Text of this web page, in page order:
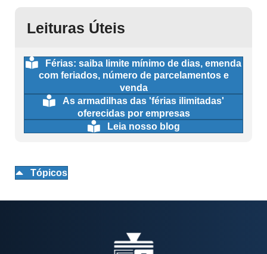
Leituras Úteis
Férias: saiba limite mínimo de dias, emenda
com feriados, número de parcelamentos e
venda
As armadilhas das 'férias ilimitadas'
oferecidas por empresas
Leia nosso blog
Tópicos